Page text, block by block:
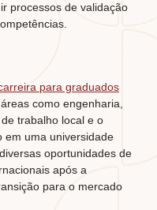
processos de validação
para graduados
como engenharia,
trabalho local e o
em uma universidade
oportunidades de
após a
para o mercado